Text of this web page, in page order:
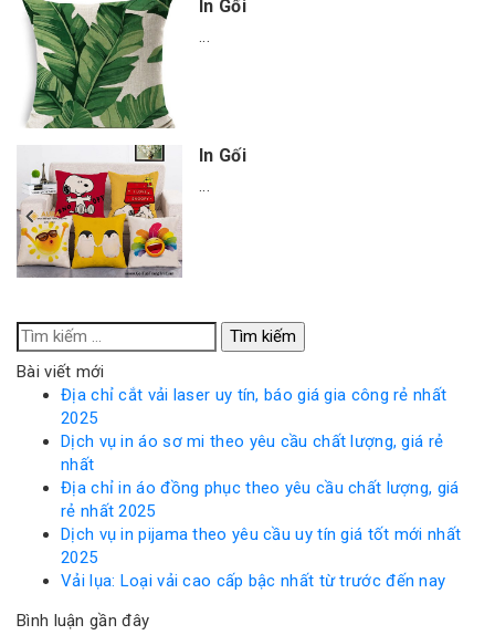
In Gối
...
In Gối
...
Tìm
kiếm
cho:
Bài viết mới
Địa chỉ cắt vải laser uy tín, báo giá gia công rẻ nhất
2025
Dịch vụ in áo sơ mi theo yêu cầu chất lượng, giá rẻ
nhất
Địa chỉ in áo đồng phục theo yêu cầu chất lượng, giá
rẻ nhất 2025
Dịch vụ in pijama theo yêu cầu uy tín giá tốt mới nhất
2025
Vải lụa: Loại vải cao cấp bậc nhất từ trước đến nay
Bình luận gần đây